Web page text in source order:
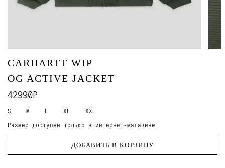
CARHARTT WIP
OG ACTIVE JACKET
42990Р
S M L XL
XXL
Размер доступен только в интернет-магазине
ДОБАВИТЬ В КОРЗИНУ